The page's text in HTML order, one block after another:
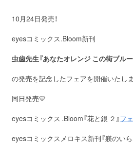
10月24日発売！
eyesコミックス.Bloom新刊
虫歯先生『あなたオレンジ この街ブルー
の発売を記念したフェアを開催いたしま
同日発売💛
eyesコミックス .Bloom『花と銀 ２』フ
eyesコミックスメロキス新刊『躾のい